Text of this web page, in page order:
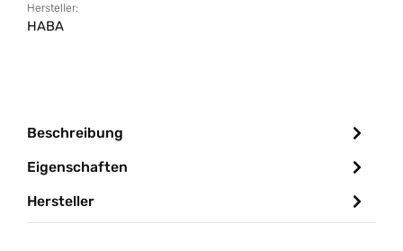
Hersteller:
HABA
Beschreibung
Eigenschaften
Hersteller